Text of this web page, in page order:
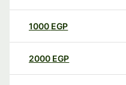
1000 EGP
2000 EGP